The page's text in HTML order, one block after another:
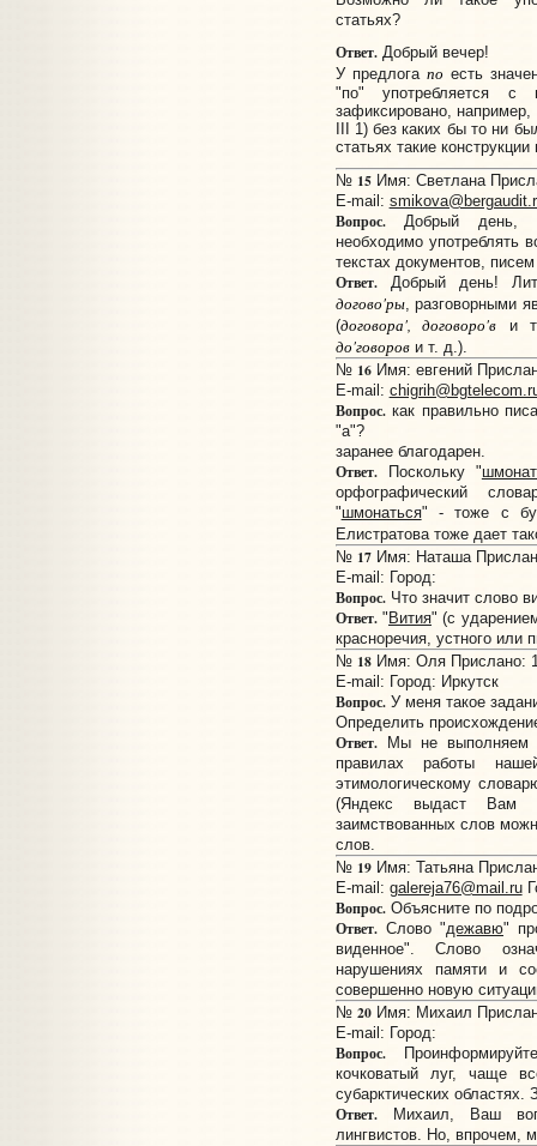
статьях?
Ответ.Добрый вечер!
У предлогапо есть
"по" употребляется с
зафиксировано,
III 1) без каких бы то ни
статьях такие
№ 15Имя: Светлана
E-mail:
Вопрос.Добрый день,
необходимо употреблять
текстах документов,
Ответ.Добрый день!
догово'ры, разговорными
(договора', договоро'в и
до'говорови т. д.).
№ 16Имя: евгений
E-mail:
Вопрос.как правильно
"а"?
заранее благодарен.
Ответ.Поскольку "
орфографический
"шмонаться" - тоже с
Елистратова тоже дает
№ 17Имя: Наташа
E-mail: Город:
Вопрос.Что значит слово
Ответ." Вития" (с
красноречия, устного или
№ 18Имя: Оля Прислано:
E-mail: Город: Иркутск
Вопрос.У меня такое
Определить
Ответ.Мы не выполняем
правилах работы
этимологическому
(Яндекс выдаст Вам
заимствованных слов
слов.
№ 19Имя: Татьяна
E-mail: galereja76@mail.ru
Вопрос.Объясните по
Ответ.Слово "дежавю"
виденное". Слово
нарушениях памяти и
совершенно новую
№ 20Имя: Михаил
E-mail: Город:
Вопрос.
кочковатый луг, чаще
субарктических областях.
Ответ.Михаил, Ваш
лингвистов. Но, впрочем,